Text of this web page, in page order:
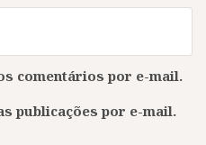
comentários por e-mail.
publicações por e-mail.